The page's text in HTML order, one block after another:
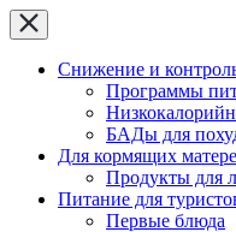
Снижение и
Программы
БАДы для
Для кормящих
Продукты для
Питание для
Первые блюда